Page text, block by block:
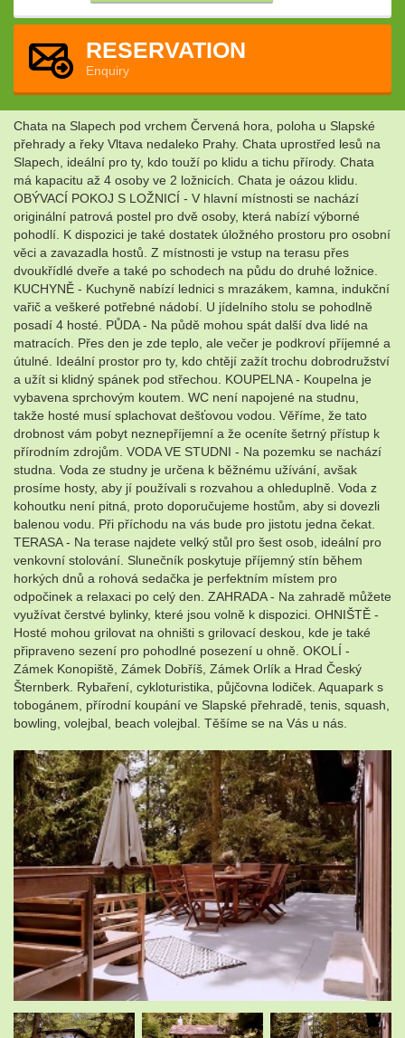
RESERVATION
Enquiry
Chata na Slapech pod vrchem Červená hora, poloha u Slapské
přehrady a řeky Vltava nedaleko Prahy. Chata uprostřed lesů na
Slapech, ideální pro ty, kdo touží po klidu a tichu přírody. Chata
má kapacitu až 4 osoby ve 2 ložnicích. Chata je oázou klidu.
OBÝVACÍ POKOJ S LOŽNICÍ - V hlavní místnosti se nachází
originální patrová postel pro dvě osoby, která nabízí výborné
pohodlí. K dispozici je také dostatek úložného prostoru pro osobní
věci a zavazadla hostů. Z místnosti je vstup na terasu přes
dvoukřídlé dveře a také po schodech na půdu do druhé ložnice.
KUCHYNĚ - Kuchyně nabízí lednici s mrazákem, kamna, indukční
vařič a veškeré potřebné nádobí. U jídelního stolu se pohodlně
posadí 4 hosté. PŮDA - Na půdě mohou spát další dva lidé na
matracích. Přes den je zde teplo, ale večer je podkroví příjemné a
útulné. Ideální prostor pro ty, kdo chtějí zažít trochu dobrodružství
a užít si klidný spánek pod střechou. KOUPELNA - Koupelna je
vybavena sprchovým koutem. WC není napojené na studnu,
takže hosté musí splachovat dešťovou vodou. Věříme, že tato
drobnost vám pobyt neznepříjemní a že oceníte šetrný přístup k
přírodním zdrojům. VODA VE STUDNI - Na pozemku se nachází
studna. Voda ze studny je určena k běžnému užívání, avšak
prosíme hosty, aby jí používali s rozvahou a ohleduplně. Voda z
kohoutku není pitná, proto doporučujeme hostům, aby si dovezli
balenou vodu. Při příchodu na vás bude pro jistotu jedna čekat.
TERASA - Na terase najdete velký stůl pro šest osob, ideální pro
venkovní stolování. Slunečník poskytuje příjemný stín během
horkých dnů a rohová sedačka je perfektním místem pro
odpočinek a relaxaci po celý den. ZAHRADA - Na zahradě můžete
využívat čerstvé bylinky, které jsou volně k dispozici. OHNIŠTĚ -
Hosté mohou grilovat na ohništi s grilovací deskou, kde je také
připraveno sezení pro pohodlné posezení u ohně. OKOLÍ -
Zámek Konopiště, Zámek Dobříš, Zámek Orlík a Hrad Český
Šternberk. Rybaření, cykloturistika, půjčovna lodiček. Aquapark s
tobogánem, přírodní koupání ve Slapské přehradě, tenis, squash,
bowling, volejbal, beach volejbal. Těšíme se na Vás u nás.